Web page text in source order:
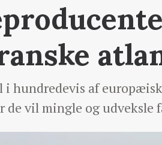
i hundredevis af
de vil mingle og